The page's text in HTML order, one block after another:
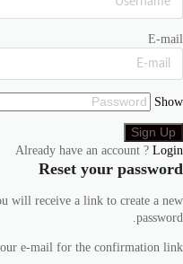
E-mail
Show
Already have an account ? Login
Reset your password
will receive a link to create a new
password.
e-mail for the confirmation link.